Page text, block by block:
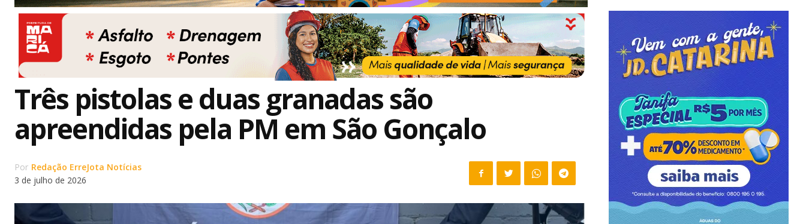
Três pistolas e duas granadas são
apreendidas pela PM em São Gonçalo
Por Redação ErreJota Notícias
3 de julho de 2026